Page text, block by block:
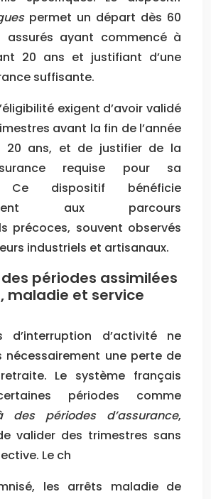
permet un départ dès 60
assurés ayant commencé à
20 ans et justifiant d’une
suffisante.
exigent d’avoir validé
avant la fin de l’année
20 ans, et de justifier de la
requise pour sa
Ce dispositif bénéficie
aux parcours
précoces, souvent observés
industriels et artisanaux.
périodes assimilées
maladie et service
d’interruption d’activité ne
nécessairement une perte de
Le système français
périodes comme
des périodes d’assurance,
valider des trimestres sans
Le ch
les arrêts maladie de